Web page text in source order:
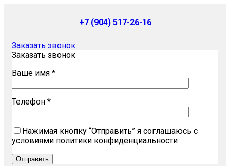
+7 (904) 517-26-16
Заказать звонок
Заказать звонок
Ваше имя *
Телефон *
Нажимая кнопку “Отправить” я соглашаюсь с
условиями политики конфиденциальности